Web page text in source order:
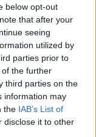
below opt-out
that after your
seeing
utilized by
parties prior to
the further
third parties on the
information may
the IAB’s List of
disclose it to other